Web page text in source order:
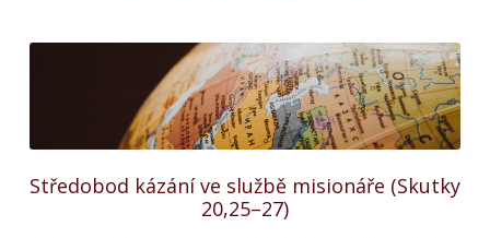
Středobod kázání ve službě misionáře (Skutky
20,25–27)